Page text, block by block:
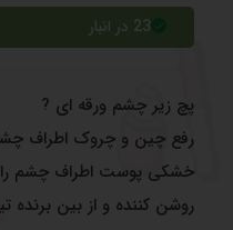
23 در انبار
پچ زیر چشم ورقه ای ?
رفع چین و چروک اطراف
خشکی پوست اطراف چشم را
روشن کننده و از بین برنده